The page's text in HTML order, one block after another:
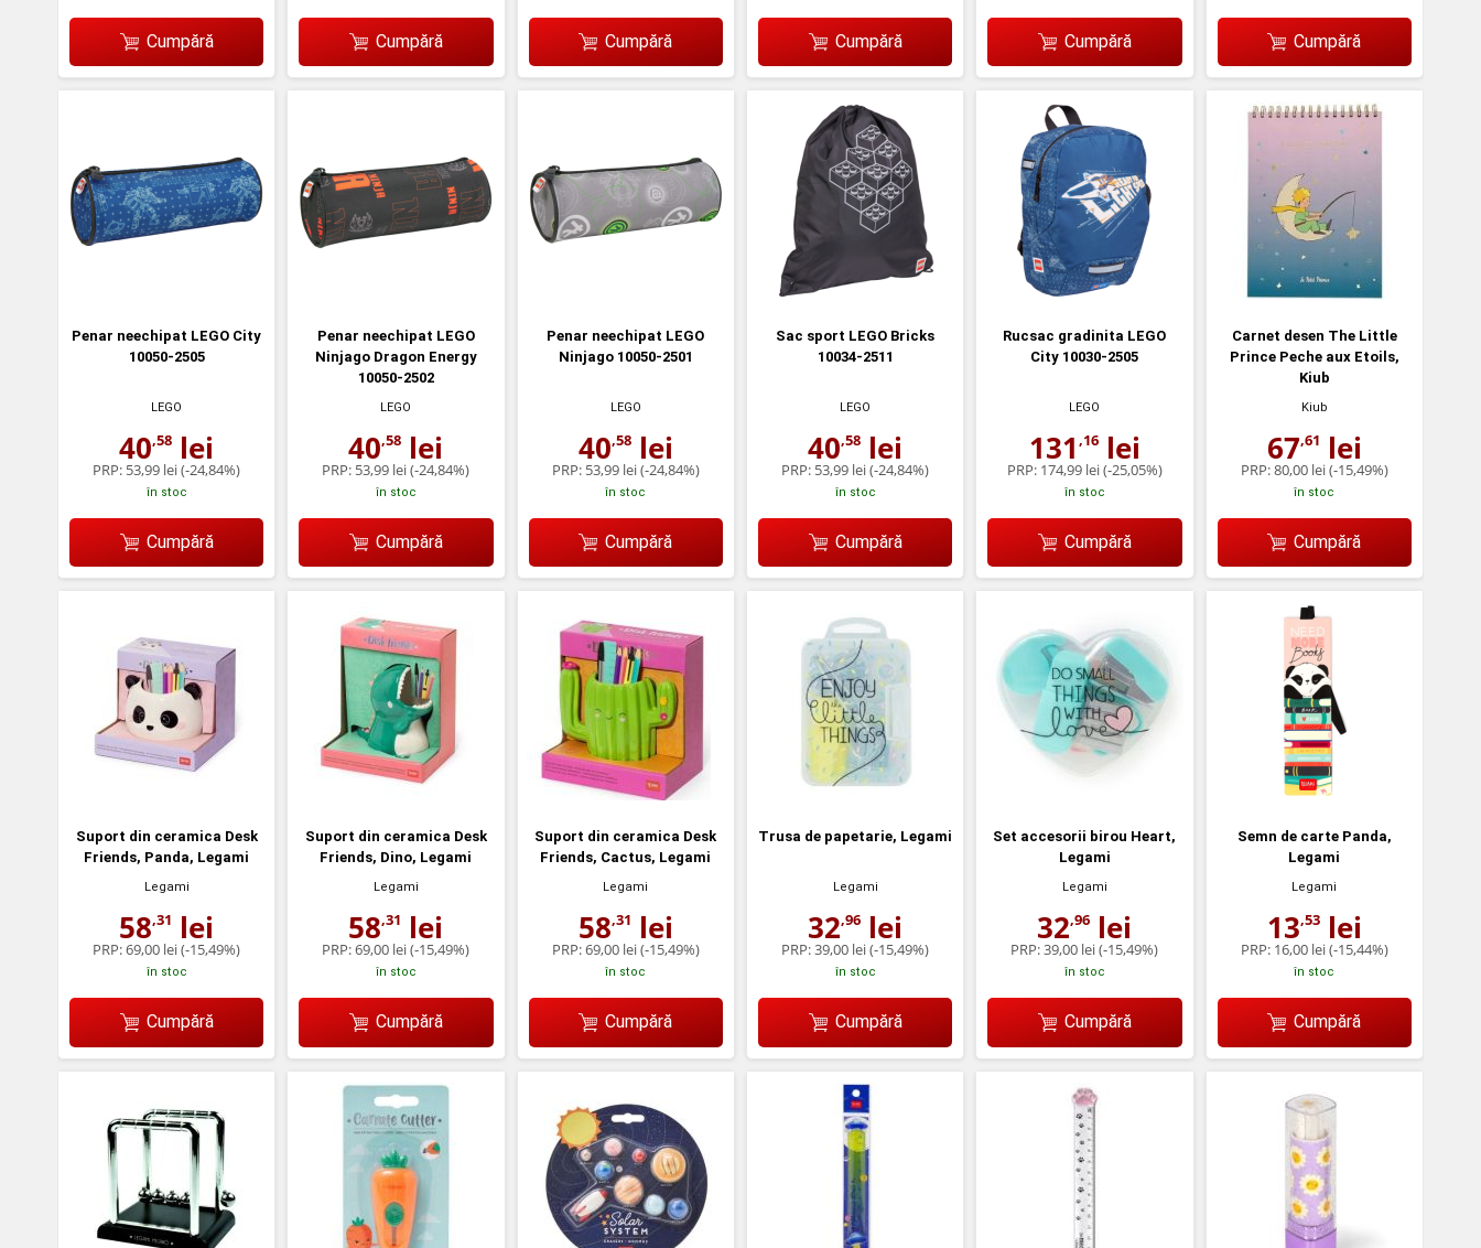
Cumpără Cumpără Cumpără Cumpără Cumpără Cumpără
Penar neechipat LEGO City
10050-2505
LEGO
40,58 lei
PRP: 53,99 lei(-24,84%)
în stoc
Cumpără
Penar neechipat LEGO
Ninjago Dragon Energy
10050-2502
LEGO
40,58 lei
PRP: 53,99 lei(-24,84%)
în stoc
Cumpără
Penar neechipat LEGO
Ninjago 10050-2501
LEGO
40,58lei
PRP: 53,99 lei(-24,84%)
în stoc
Cumpără
Sac sport LEGO Bricks
10034-2511
LEGO
40,58 lei
PRP: 53,99 lei(-24,84%)
în stoc
Cumpără
Rucsac gradinita LEGO
City 10030-2505
LEGO
131 ,16lei
PRP: 174,99 lei(-25,05%)
în stoc
Cumpără
Carnet desen The Little
Prince Peche aux Etoils,
Kiub
Kiub
67,61 lei
PRP:80,00 lei(-15,49%)
în stoc
Cumpără
Suport din ceramica Desk
Friends, Panda, Legami
Legami
58,31 lei
PRP:69,00 lei(-15,49%)
în stoc
Cumpără
Suport din ceramica Desk
Friends, Dino, Legami
Legami
58,31 lei
PRP:69,00 lei(-15,49%)
în stoc
Cumpără
Suport din ceramica Desk
Friends, Cactus, Legami
Legami
58,31 lei
PRP:69,00 lei(-15,49%)
în stoc
Cumpără
Trusa de papetarie, Legami
Legami
32,96 lei
PRP:39,00 lei(-15,49%)
în stoc
Cumpără
Set accesorii birou Heart,
Legami
Legami
32,96 lei
PRP:39,00 lei(-15,49%)
în stoc
Cumpără
Semn de carte Panda,
Legami
Legami
13,53lei
PRP: 16,00 lei(-15,44%)
în stoc
Cumpără